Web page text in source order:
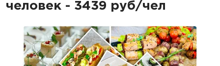
человек - 3439 руб/чел